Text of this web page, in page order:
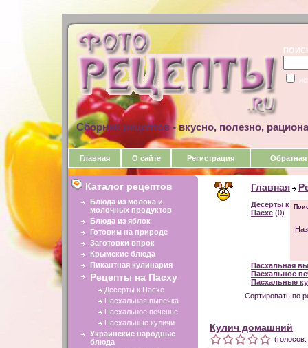
Сборник рецептов - вкусно, полезно,
Главная О сайте Регистрация Обратная
Каталог рецептов
Блюда из молока и
молочных продуктов
Блюда из яблок
Готовим на природе
Заготовки впрок
Крымские блюда
Пикантная кулинария
Рецепты на Пасху
Десерты к Пасхе
Пасхальная выпечка
Пасхальное печенье
Пасхальные куличи
Украинские народные
блюда
Главная
Десерты к
Пасхе (0)
Пасхальная
Пасхальное
Пасхальные
Сортировать по
Кулич домашний